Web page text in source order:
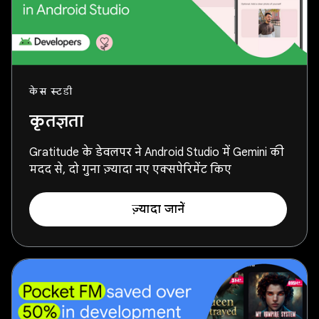
केस स्टडी
कृतज्ञता
Gratitude के डेवलपर ने Android Studio में Gemini की
मदद से, दो गुना ज़्यादा नए एक्सपेरिमेंट किए
ज़्यादा जानें